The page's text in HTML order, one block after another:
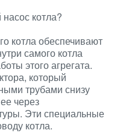
котла?
котла обеспечивают
самого котла
этого агрегата.
который
трубами снизу
через
Эти специальные
котла.